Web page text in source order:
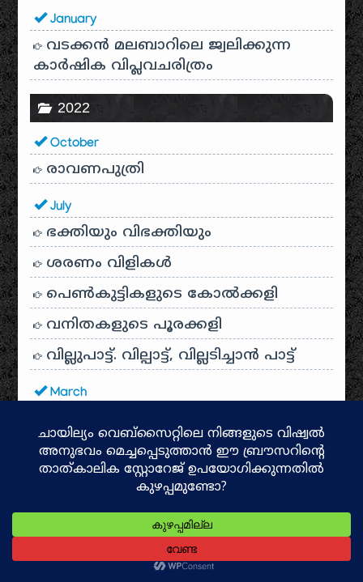
January
വടക്കൻ മലബാറിലെ ജ്വലിക്കുന്ന
കാർഷിക വിപ്ലവചരിത്രം
2022
October
രാവണപുത്രി
July
ഭക്തിയും വിഭക്തിയും
ശരണം വിളികൾ
പെൺകുട്ടികളുടെ കോൽക്കളി
വനിതകളുടെ പൂരക്കളി
വില്ലുപാട്ട്. വില്പാട്ട്, വില്ലടിച്ചാൻ പാട്ട്
March
January
അവഹേളനം അനുഷ്ഠാന